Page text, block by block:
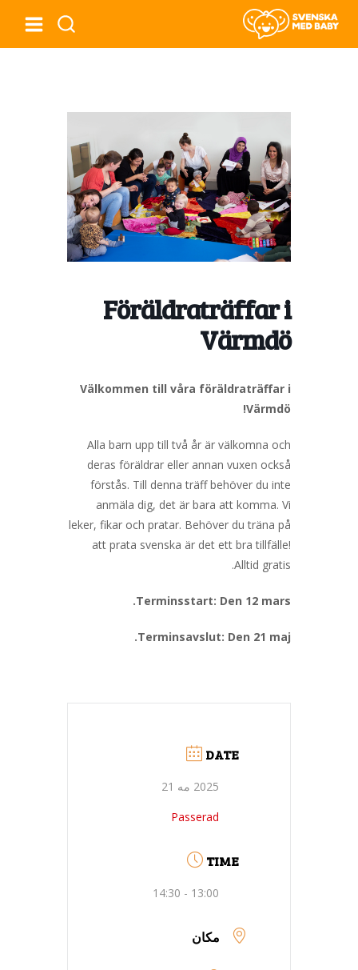
Föräldraträffar i
Värmdö
Välkommen till våra föräldraträffar i
Värmdö!
Alla barn upp till två år är välkomna och
deras föräldrar eller annan vuxen också
förstås. Till denna träff behöver du inte
anmäla dig, det är bara att komma. Vi
leker, fikar och pratar. Behöver du träna på
att prata svenska är det ett bra tillfälle!
Alltid gratis.
Terminsstart: Den 12 mars.
Terminsavslut: Den 21 maj.
DATE
2025 مه 21
Passerad
TIME
13:00 - 14:30
مکان